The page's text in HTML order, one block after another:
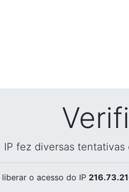
IP fez diversas
liberar o acesso do IP